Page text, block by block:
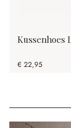
Kussenhoes
€ 22,95